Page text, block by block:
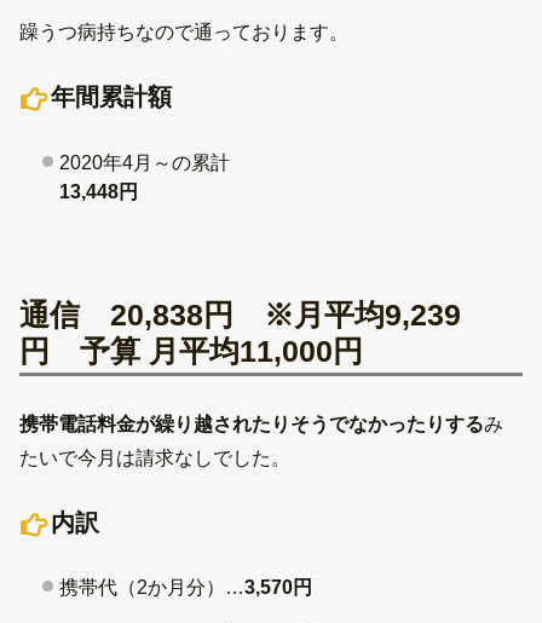
躁うつ病持ちなので通っております。
年間累計額
2020年4月～の累計
13,448円
通信 20,838円 ※月平均9,239
円 予算 月平均11,000円
携帯電話料金が繰り越されたりそうでなかったりするみ
たいで今月は請求なしでした。
内訳
携帯代（2か月分）…3,570円